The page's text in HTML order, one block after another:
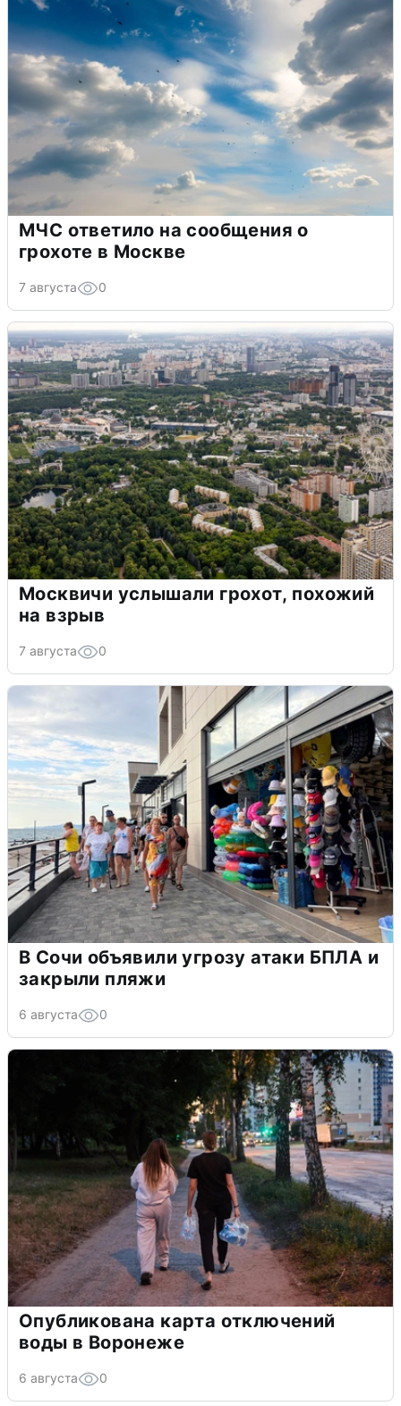
МЧС ответило на сообщения о
грохоте в Москве
7 августа 0
Москвичи услышали грохот, похожий
на взрыв
7 августа 0
В Сочи объявили угрозу атаки БПЛА и
закрыли пляжи
6 августа 0
Опубликована карта отключений
воды в Воронеже
6 августа 0